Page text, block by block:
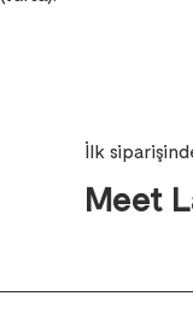
İlk
Meet